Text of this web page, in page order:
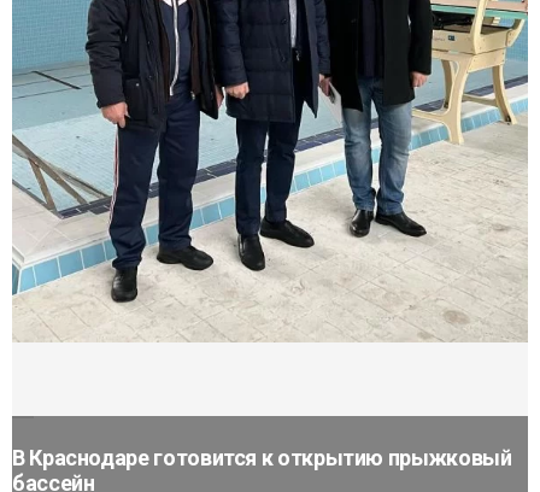
В Краснодаре готовится к открытию прыжковый
бассейн